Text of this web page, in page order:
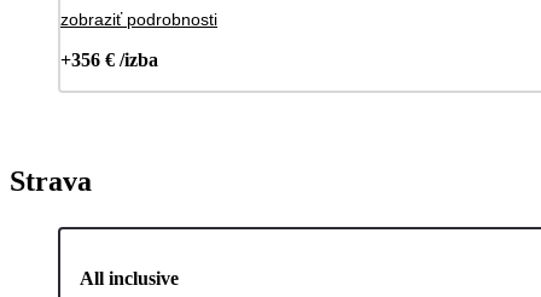
zobraziť podrobnosti
+356 € /izba
Strava
All inclusive